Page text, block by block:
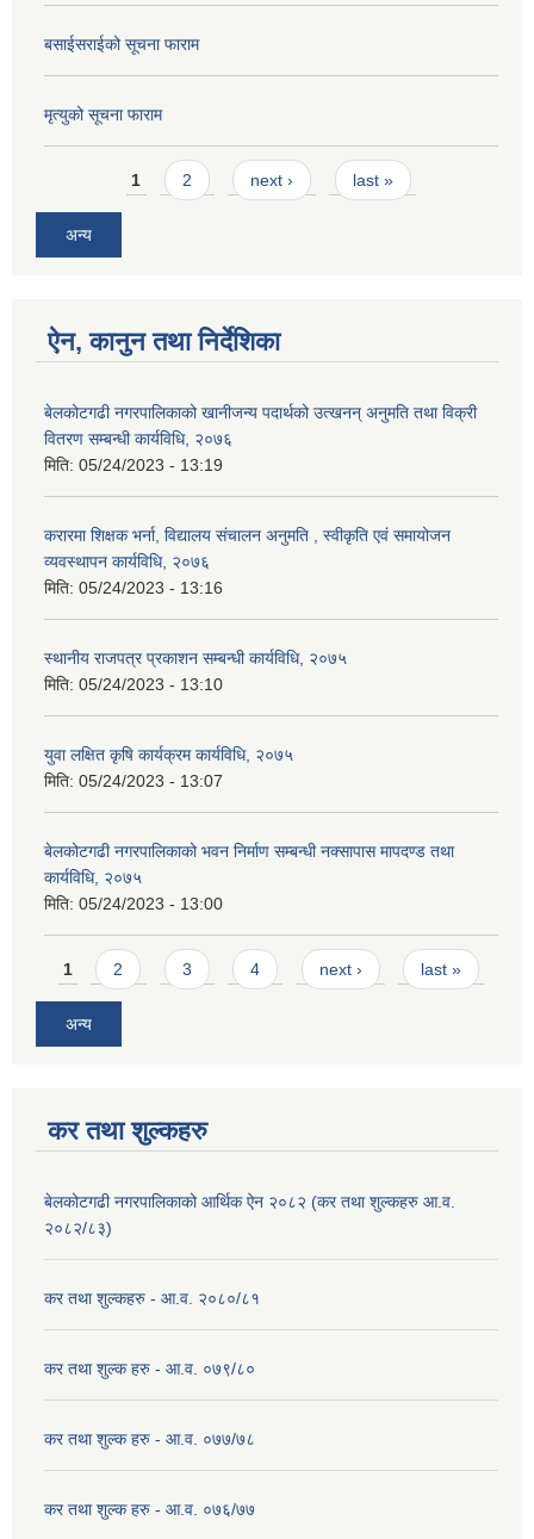
बसाईसराईको सूचना फाराम
मृत्युको सूचना फाराम
Pages1 2 next › last »
अन्य
ऐन, कानुन तथा निर्देशिका
बेलकोटगढी नगरपालिकाको खानीजन्य पदार्थको उत्खनन् अनुमति तथा विक्री
वितरण सम्बन्धी कार्यविधि, २०७६
मिति: 05/24/2023 - 13:19
करारमा शिक्षक भर्ना, विद्यालय संचालन अनुमति , स्वीकृति एवं समायोजन
व्यवस्थापन कार्यविधि, २०७६
मिति: 05/24/2023 - 13:16
स्थानीय राजपत्र प्रकाशन सम्बन्धी कार्यविधि, २०७५
मिति: 05/24/2023 - 13:10
युवा लक्षित कृषि कार्यक्रम कार्यविधि, २०७५
मिति: 05/24/2023 - 13:07
बेलकोटगढी नगरपालिकाको भवन निर्माण सम्बन्धी नक्सापास मापदण्ड तथा
कार्यविधि, २०७५
मिति: 05/24/2023 - 13:00
Pages
1 2 3 4 next › last »
अन्य
कर तथा शुल्कहरु
बेलकोटगढी नगरपालिकाको आर्थिक ऐन २०८२ (कर तथा शुल्कहरु आ.व.
२०८२/८३)
कर तथा शुल्कहरु - आ.व. २०८०/८१
कर तथा शुल्क हरु - आ.व. ०७९/८०
कर तथा शुल्क हरु - आ.व. ०७७/७८
कर तथा शुल्क हरु - आ.व. ०७६/७७